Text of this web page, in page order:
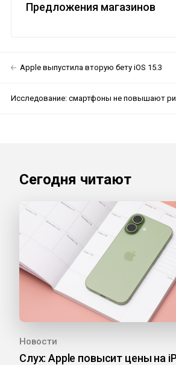
Предложения магазинов
Apple выпустила вторую бету iOS 15.3
Исследование: смартфоны не повышают риск развития опухоли
Сегодня читают
Новости
Слух: Apple повысит цены на